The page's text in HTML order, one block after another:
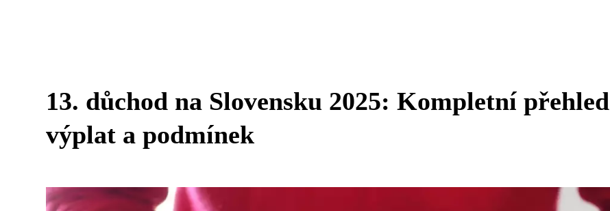
13. důchod na Slovensku 2025: Kompletní přehled
výplat a podmínek